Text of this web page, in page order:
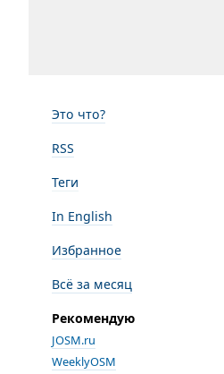
Это что?
RSS
Теги
In English
Избранное
Всё за месяц
Рекомендую
JOSM.ru
WeeklyOSM